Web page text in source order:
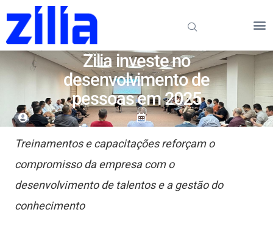
Zilia investe no
desenvolvimento de
pessoas em 2025
Treinamentos e capacitações reforçam o
compromisso da empresa com o
desenvolvimento de talentos e a gestão do
conhecimento